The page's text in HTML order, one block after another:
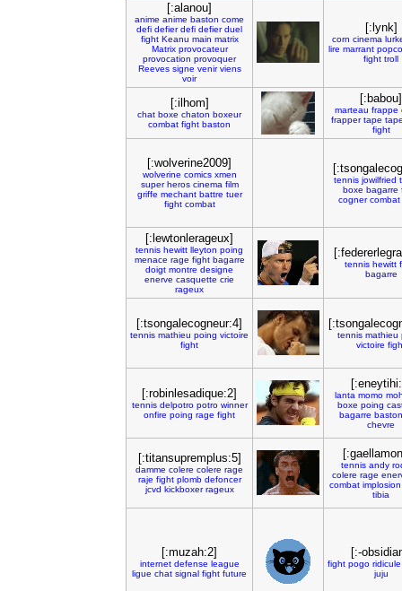
[:alanou]
anime anime baston come
defi defier defi defier duel
fight Keanu main matrix
Matrix provocateur
provocation provoquer
Reeves signe venir viens
voir
[:lynk]
corn cinema
lire marrant
fight troll
[:ilhom]
chat boxe chaton boxeur
combat fight baston
[:babou]
marteau frappe
frapper tape
fight
[:wolverine2009]
wolverine comics xmen
super heros cinema film
griffe mechant battre tuer
fight combat
tennis jowilfried
boxe bagarre
cogner combat
[:lewtonlerageux]
tennis hewitt lleyton poing
menace rage fight bagarre
doigt montre designe
enerve casquette crie
rageux
tennis hewitt
bagarre
[:tsongalecogneur:4]
tennis mathieu poing victoire
fight
tennis mathieu
victoire
[:robinlesadique:2]
tennis delpotro potro winner
onfire poing rage fight
lanta momo
boxe poing
bagarre baston
chevre
[:titansupremplus:5]
damme colere colere rage
raje fight plomb defoncer
jcvd kickboxer rageux
tennis andy
colere rage
combat implosion
tibia
[:muzah:2]
internet defense league
ligue chat signal fight future
[:-
fight pogo ridicule
juju